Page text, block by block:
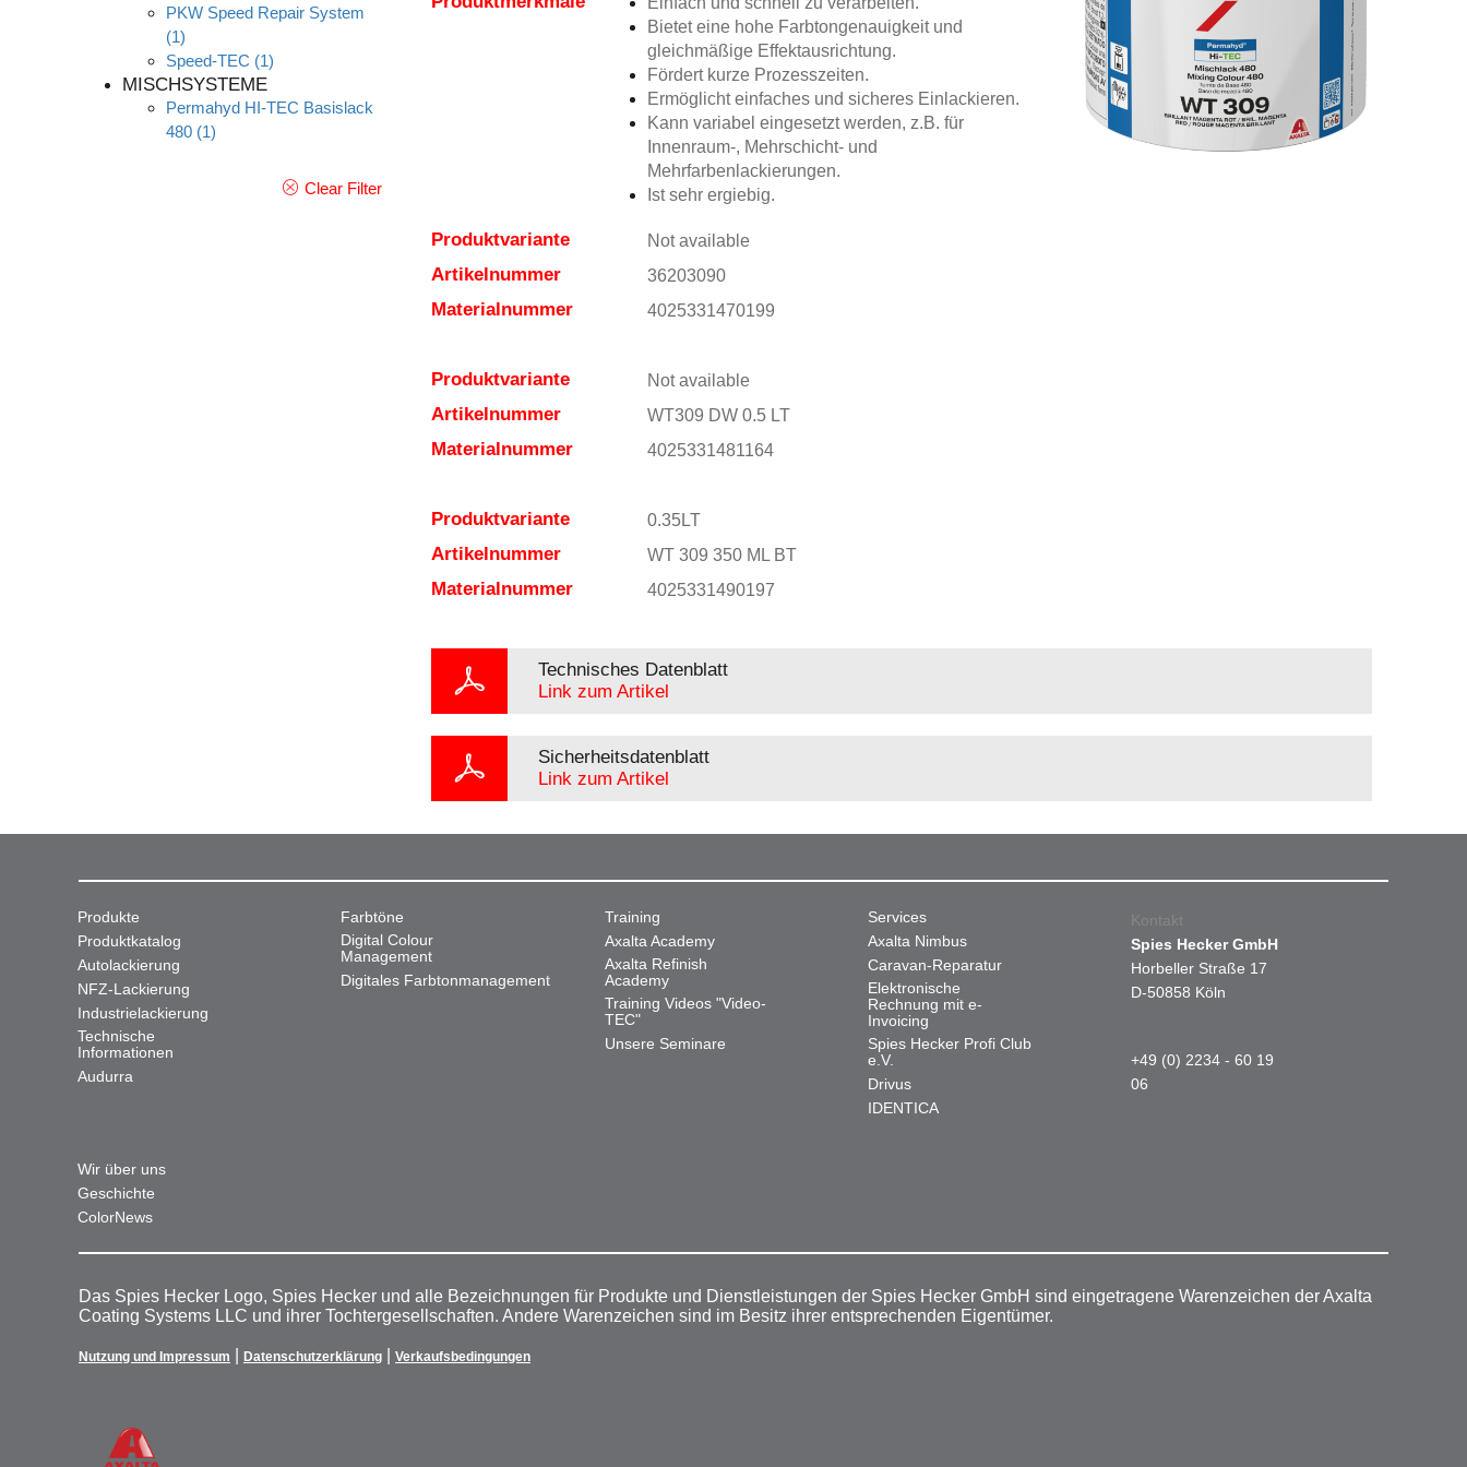
PKW Speed Repair System
(1)
Speed-TEC (1)
MISCHSYSTEME
Permahyd HI-TEC Basislack
480 (1)
Clear Filter
Bietet eine hohe Farbtongenauigkeit und
gleichmäßige Effektausrichtung.
Fördert kurze Prozesszeiten.
Ermöglicht einfaches und sicheres Einlackieren.
Kann variabel eingesetzt werden, z.B. für
Innenraum-, Mehrschicht- und
Mehrfarbenlackierungen.
Ist sehr ergiebig.
Produktvariante Not available
Artikelnummer 36203090
Materialnummer 4025331470199
Produktvariante Not available
Artikelnummer WT309 DW 0.5 LT
Materialnummer 4025331481164
Produktvariante 0.35LT
Artikelnummer WT 309 350 ML BT
Materialnummer 4025331490197
Technisches Datenblatt
Link zum Artikel
Sicherheitsdatenblatt
Link zum Artikel
Produkte
Produktkatalog
Autolackierung
NFZ-Lackierung
Industrielackierung
Technische
Informationen
Audurra
Farbtöne
Digital Colour
Management
Digitales Farbtonmanagement
Training
Axalta Academy
Axalta Refinish
Academy
Training Videos "Video-
TEC"
Unsere Seminare
Services
Axalta Nimbus
Caravan-Reparatur
Elektronische
Rechnung mit e-
Invoicing
Spies Hecker Profi Club
e.V.
Drivus
IDENTICA
Wir über uns
Geschichte
ColorNews
Kontakt
Spies Hecker GmbH
Horbeller Straße 17
D-50858 Köln
+49 (0) 2234 - 60 19
06
Das Spies Hecker Logo, Spies Hecker und alle Bezeichnungen für Produkte und Dienstleistungen der Spies Hecker GmbH sind eingetragene Warenzeichen der Axalta
Coating Systems LLC und ihrer Tochtergesellschaften. Andere Warenzeichen sind im Besitz ihrer entsprechenden Eigentümer.
Nutzung und Impressum Datenschutzerklärung Verkaufsbedingungen